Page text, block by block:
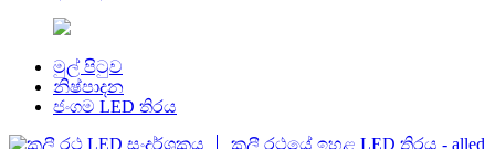
මුල් පිටුව
නිෂ්පාදන
ජංගම LED තිරය